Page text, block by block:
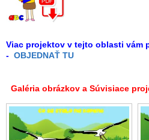
Viac projektov v tejto oblasti vám
- OBJEDNAŤ TU
Galéria obrázkov a Súvisiace